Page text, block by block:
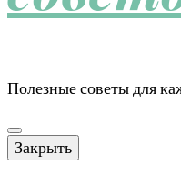
Полезные советы для
Закрыть